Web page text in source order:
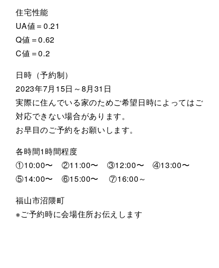
住宅性能
UA値＝0.21
Q値＝0.62
C値＝0.2
日時（予約制）
2023年7月15日～8月31日
実際に住んでいる家のためご希望日時によってはご
対応できない場合があります。
お早目のご予約をお願いします。
各時間1時間程度
①10:00〜 ②11:00〜 ③12:00〜 ④13:00〜
⑤14:00〜 ⑥15:00〜 ⑦16:00～
福山市沼隈町
※ご予約時に会場住所お伝えします